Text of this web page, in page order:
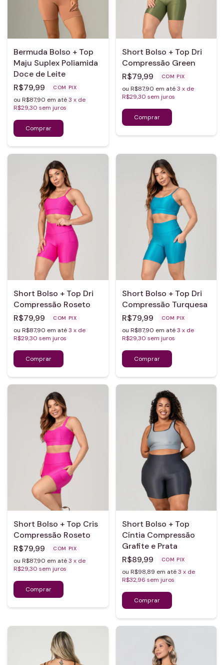
Bermuda Bolso + Top
Maju Suplex Poliamida
Doce de Leite
R$79,99
COM PIX
ou R$87,90 em até3 x de
R$29,30 sem juros
Short Bolso + Top Dri
Compressão Green
R$79,99
COM PIX
ou R$87,90 em até3 x de
R$29,30 sem juros
Short Bolso + Top Dri
Compressão Roseto
R$79,99
COM PIX
ou R$87,90 em até3 x de
R$29,30 sem juros
Short Bolso + Top Dri
Compressão Turquesa
R$79,99
COM PIX
ou R$87,90 em até3 x de
R$29,30 sem juros
Short Bolso + Top Cris
Compressão Roseto
R$79,99
COM PIX
ou R$87,90 em até3 x de
R$29,30 sem juros
Short Bolso + Top
Cíntia Compressão
Grafite e Prata
R$89,99
COM PIX
ou R$98,89 em até3 x de
R$32,96 sem juros